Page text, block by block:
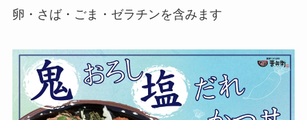
卵・さば・ごま・ゼラチンを含みます